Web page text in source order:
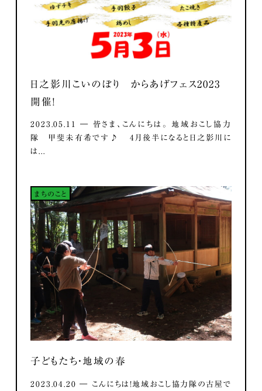
日之影川こいのぼり からあげフェス2023
開催！
2023.05.11 ― 皆さま、こんにちは。 地域おこし協力
隊 甲斐未有希です♪ 4月後半になると日之影川に
は...
まちのこと
子どもたち・地域の春
2023.04.20 ― こんにちは！地域おこし協力隊の古屋で